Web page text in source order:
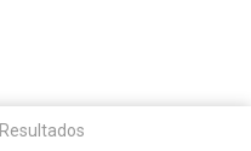
Resultados